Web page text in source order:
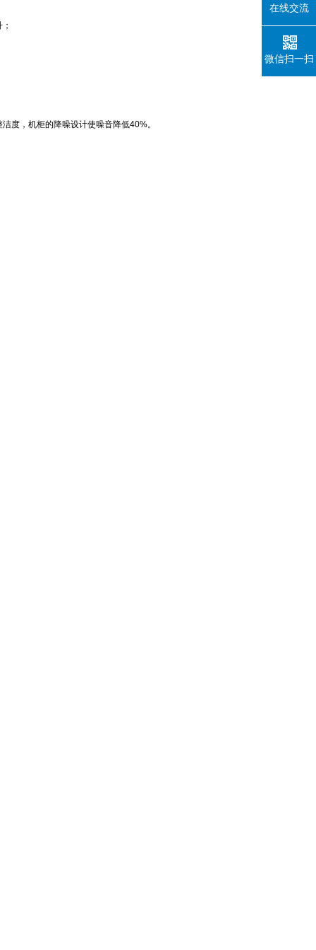
度，机柜的降噪设计使噪音降低40%。
在线交流
微信扫一扫